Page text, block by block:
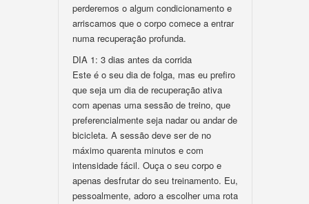
perderemos o algum condicionamento e
arriscamos que o corpo comece a entrar
numa recuperação profunda.
DIA 1: 3 dias antes da corrida
Este é o seu dia de folga, mas eu prefiro
que seja um dia de recuperação ativa
com apenas uma sessão de treino, que
preferencialmente seja nadar ou andar de
bicicleta. A sessão deve ser de no
máximo quarenta minutos e com
intensidade fácil. Ouça o seu corpo e
apenas desfrutar do seu treinamento. Eu,
pessoalmente, adoro a escolher uma rota